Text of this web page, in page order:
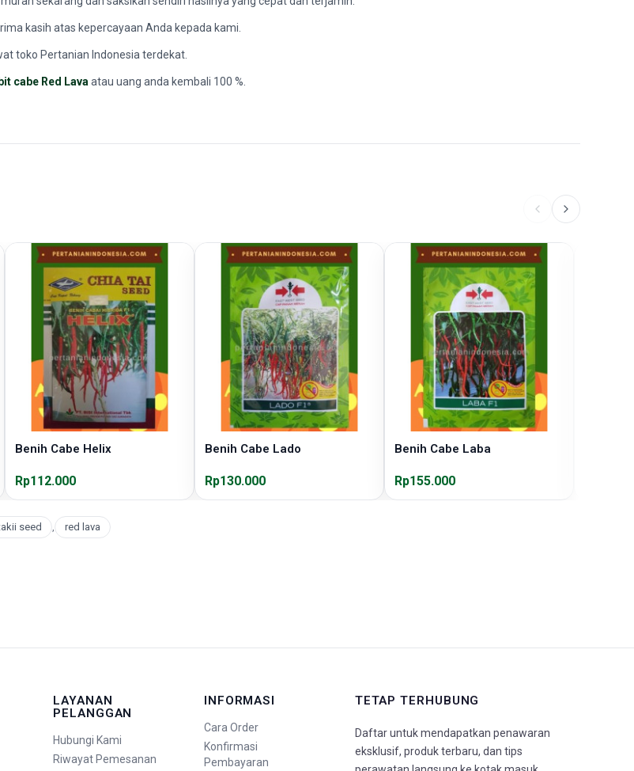
kasih atas kepercayaan Anda kepada kami.
toko Pertanian Indonesia terdekat.
cabe Red Lava atau uang anda kembali 100 %.
Benih Cabe Helix
Rp112.000
Benih Cabe Lado
Rp130.000
Benih Cabe Laba
Rp155.000
seed , red lava
LAYANAN
PELANGGAN
Hubungi Kami
Riwayat Pemesanan
INFORMASI
Cara Order
Konfirmasi
Pembayaran
TETAP TERHUBUNG
Daftar untuk mendapatkan penawaran
eksklusif, produk terbaru, dan tips